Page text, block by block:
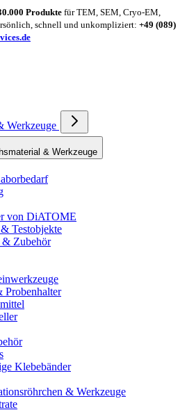
Produktefür TEM, SEM, Cryo-EM,
schnell und unkompliziert: +49 (089)
Werkzeuge
& Werkzeuge
von DiATOME
Testobjekte
& Zubehör
Probenhalter
Klebebänder
& Werkzeuge